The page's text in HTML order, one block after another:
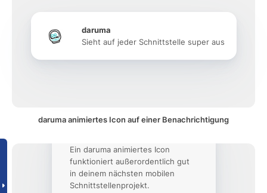
daruma
Sieht auf jeder Schnittstelle super aus
daruma animiertes Icon auf einer Benachrichtigung
Ein daruma animiertes Icon
funktioniert außerordentlich gut
in deinem nächsten mobilen
Schnittstellenprojekt.